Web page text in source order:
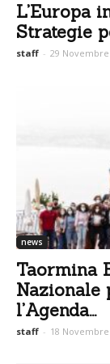
L’Europa
Strategie
staff - 29 Novembre
news
Taormina
Nazionale
l’Agenda...
staff - 18 Novembre